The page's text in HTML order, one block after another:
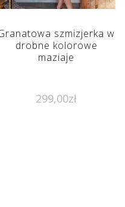
szmizjerka w
drobne kolorowe
maziaje
299,00zł